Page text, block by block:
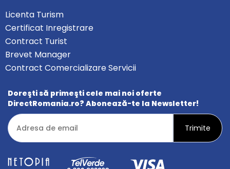
Licenta Turism
Certificat Inregistrare
Contract Turist
Brevet Manager
Contract Comercializare Servicii
Doreşti să primeşti cele mai noi oferte
DirectRomania.ro? Abonează-te la Newsletter!